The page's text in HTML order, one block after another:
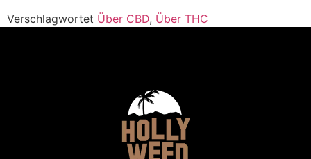
Verschlagwortet Über CBD, Über THC